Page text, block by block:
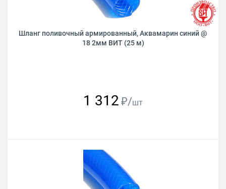
Шланг поливочный армированный, Аквамарин синий @
18 2мм ВИТ (25 м)
1 312 ₽/шт